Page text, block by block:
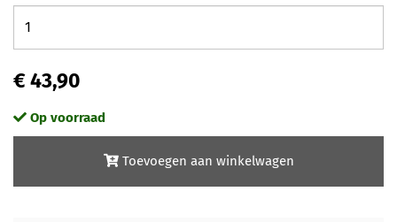
€ 43,90
Op voorraad
Toevoegen aan winkelwagen